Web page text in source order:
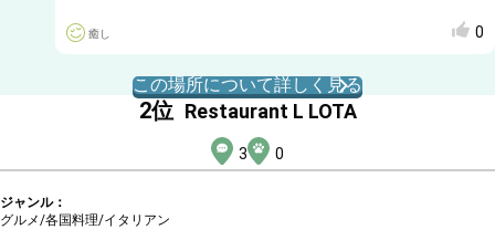
癒し 0
この場所について詳しく見る
2位 Restaurant L LOTA
3 0
ジャンル：
グルメ/各国料理/イタリアン